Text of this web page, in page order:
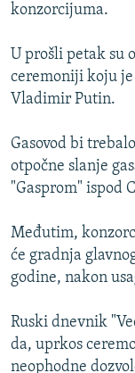
ISPRIČAJ MI
DNEVNO@RSE
SPECIJALI RSE
GENOCID U
POPLAVE I KLIZIŠTA
POST SCRIPTUM
MOJA EVROPA
SVE KARTE DEJTONA
PRATITE NAS
konzorcijuma.
U prošli petak su
ceremoniji koju
Vladimir Putin.
Gasovod bi
otpočne slanje
"Gasprom" ispod
Međutim,
će gradnja
godine, nakon
Ruski dnevnik
da, uprkos
neophodne